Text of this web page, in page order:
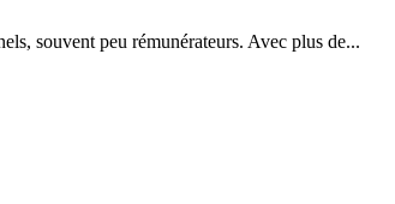
souvent peu rémunérateurs. Avec plus de...